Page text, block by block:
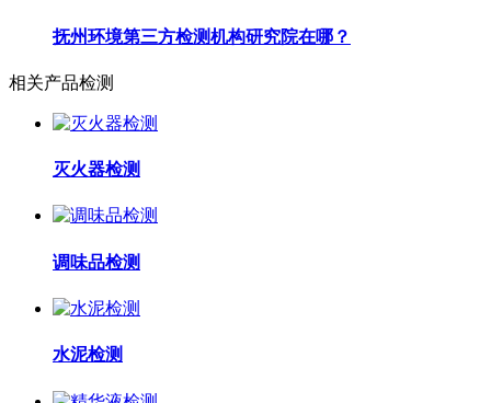
抚州环境第三方检测机构研究院在哪？
相关产品检测
灭火器检测
调味品检测
水泥检测